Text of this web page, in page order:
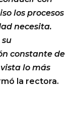
los procesos
necesita.
constante de
lo más
la rectora.